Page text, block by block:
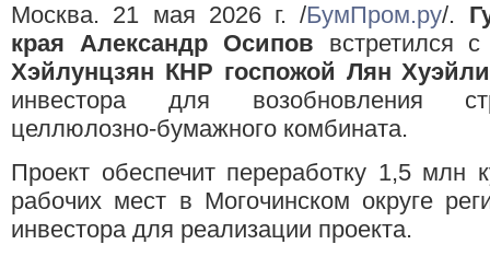
Москва. 21 мая 2026 г. /БумПром.ру/.
края Александр Осипов встретился
Хэйлунцзян КНР госпожой Лян
инвестора для возобновления
целлюлозно-бумажного комбината.
Проект обеспечит переработку 1,5 млн
рабочих мест в Могочинском округе
инвестора для реализации проекта.